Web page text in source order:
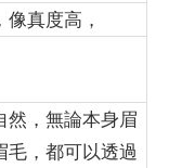
真度高，
然，無論本身眉
毛，都可以透過